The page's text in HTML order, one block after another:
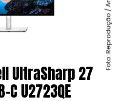
UltraSharp 27
C U2723QE
Foto: Reprodução / Amazon